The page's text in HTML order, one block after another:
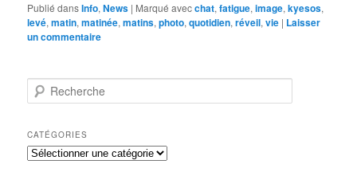
Publié dansInfo,News | Marqué avecchat,fatigue,image,kyesos,
levé,matin,matinée,matins,photo,quotidien,réveil,vie | Laisser
un commentaire
e
h
e
r
CATÉGORIES
Catégories